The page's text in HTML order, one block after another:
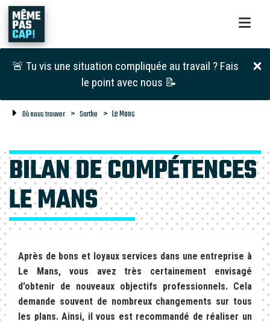
🚨 Tu vis une situation compliquée au travail ? Fais
le point avec nous 📝
Où nous trouver Sarthe Le Mans
BILAN DE COMPÉTENCES
LE MANS
Après de bons et loyaux services dans une entreprise à
Le Mans, vous avez très certainement envisagé
d'obtenir de nouveaux objectifs professionnels. Cela
demande souvent de nombreux changements sur tous
les plans. Ainsi, il vous est recommandé de réaliser un